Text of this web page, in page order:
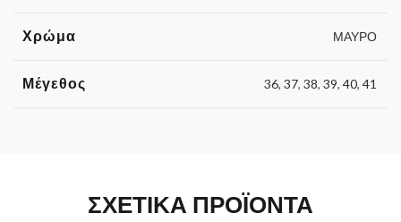
Χρώμα ΜΑΥΡΟ
Μέγεθος 36, 37, 38, 39, 40, 41
ΣΧΕΤΙΚΆ ΠΡΟΪΌΝΤΑ